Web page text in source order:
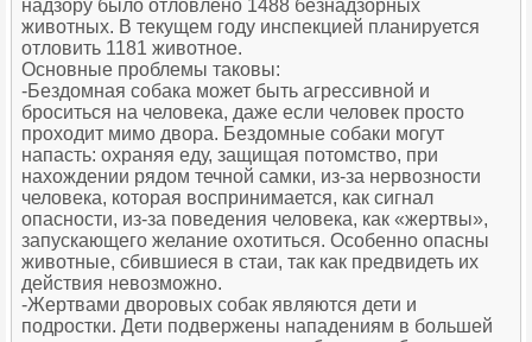
надзору было отловлено 1488 безнадзорных
животных. В текущем году инспекцией планируется
отловить 1181 животное.
Основные проблемы таковы:
-Бездомная собака может быть агрессивной и
броситься на человека, даже если человек просто
проходит мимо двора. Бездомные собаки могут
напасть: охраняя еду, защищая потомство, при
нахождении рядом течной самки, из-за нервозности
человека, которая воспринимается, как сигнал
опасности, из-за поведения человека, как «жертвы»,
запускающего желание охотиться. Особенно опасны
животные, сбившиеся в стаи, так как предвидеть их
действия невозможно.
-Жертвами дворовых собак являются дети и
подростки. Дети подвержены нападениям в большей